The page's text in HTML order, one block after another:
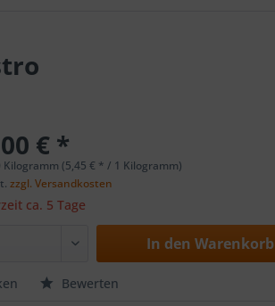
€ *
Kilogramm (5,45 € * / 1 Kilogramm)
zzgl. Versandkosten
ca. 5 Tage
In den Warenkorb
Bewerten